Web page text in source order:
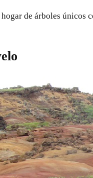
hogar de árboles únicos